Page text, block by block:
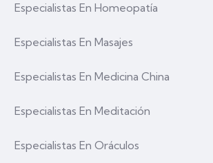
Especialistas En Homeopatía
Especialistas En Masajes
Especialistas En Medicina China
Especialistas En Meditación
Especialistas En Oráculos